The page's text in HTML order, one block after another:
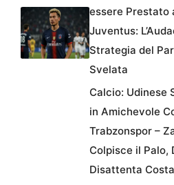
essere Prestato
Juventus:
Strategia del
Svelata
Calcio: Udinese
in Amichevole
Trabzonspor –
Colpisce il Palo,
Disattenta